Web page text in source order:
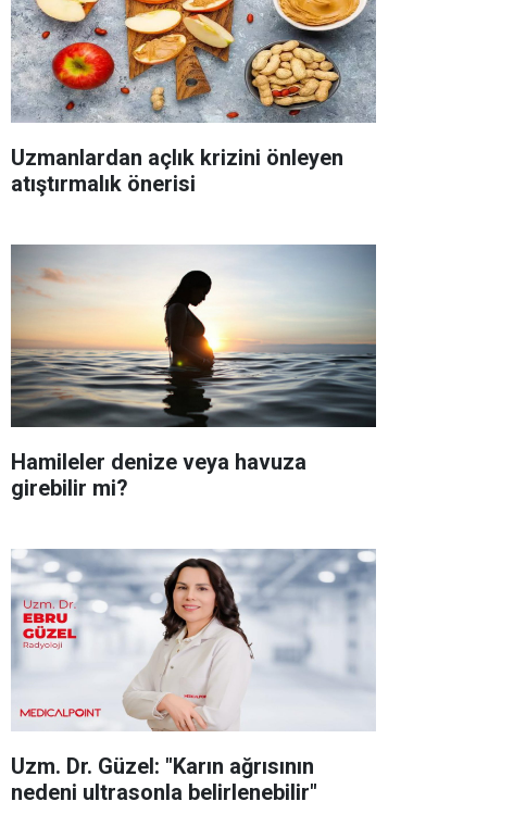
Uzmanlardan açlık krizini önleyen
atıştırmalık önerisi
Hamileler denize veya havuza
girebilir mi?
Uzm. Dr. Güzel: "Karın ağrısının
nedeni ultrasonla belirlenebilir"